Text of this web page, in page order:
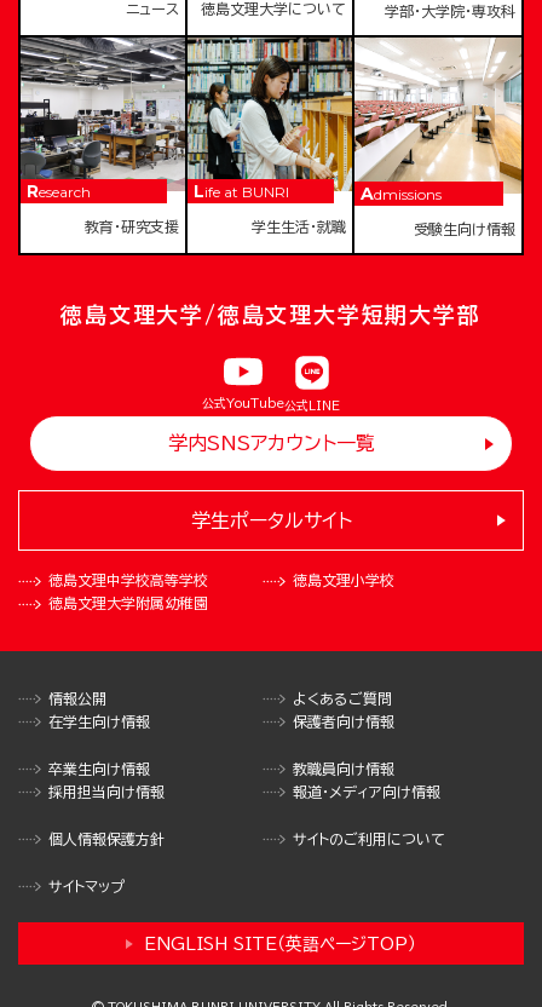
ニュース 徳島文理大学について 学部・大学院・専攻科
Research
教育・研究支援
Life at BUNRI
学生生活・就職
Admissions
受験生向け情報
徳島文理大学/徳島文理大学短期大学部
公式YouTube公式LINE
学内SNSアカウント一覧
徳島文理中学校高等学校
徳島文理小学校
徳島文理大学附属幼稚園
学生ポータルサイト
情報公開
よくあるご質問
在学生向け情報
保護者向け情報
卒業生向け情報
教職員向け情報
採用担当向け情報
報道・メディア向け情報
個人情報保護方針 サイトのご利用について
サイトマップ
ENGLISH SITE（英語ページTOP）